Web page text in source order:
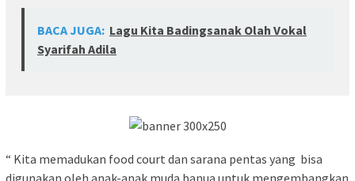
BACA JUGA: Lagu Kita Badingsanak Olah Vokal
Syarifah Adila
“ Kita memadukan food court dan sarana pentas yang bisa